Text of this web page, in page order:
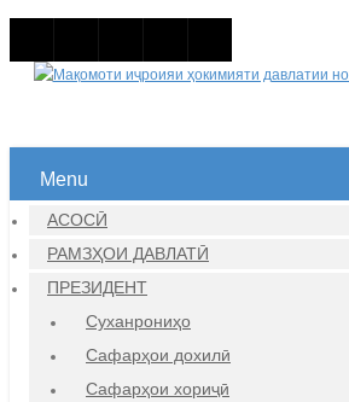
Menu
АСОСӢ
РАМЗҲОИ ДАВЛАТӢ
ПРЕЗИДЕНТ
Суханрониҳо
Сафарҳои дохилӣ
Сафарҳои хориҷӣ